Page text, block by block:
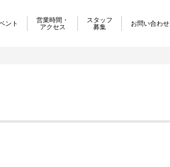
ント
営業時間・
アクセス
スタッフ
募集
お問い合わせ